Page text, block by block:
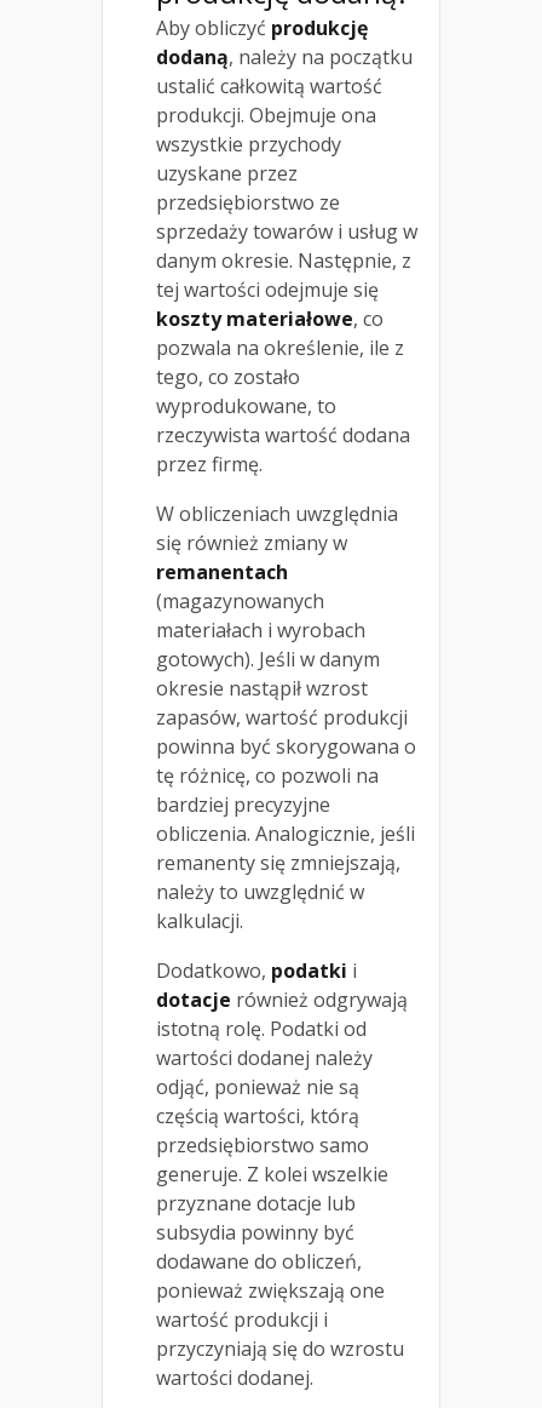
Aby obliczyć produkcję
dodaną, należy na początku
ustalić całkowitą wartość
produkcji. Obejmuje ona
wszystkie przychody
uzyskane przez
przedsiębiorstwo ze
sprzedaży towarów i usług w
danym okresie. Następnie, z
tej wartości odejmuje się
koszty materiałowe, co
pozwala na określenie, ile z
tego, co zostało
wyprodukowane, to
rzeczywista wartość dodana
przez firmę.
W obliczeniach uwzględnia
się również zmiany w
remanentach
(magazynowanych
materiałach i wyrobach
gotowych). Jeśli w danym
okresie nastąpił wzrost
zapasów, wartość produkcji
powinna być skorygowana o
tę różnicę, co pozwoli na
bardziej precyzyjne
obliczenia. Analogicznie, jeśli
remanenty się zmniejszają,
należy to uwzględnić w
kalkulacji.
Dodatkowo, podatki i
dotacje również odgrywają
istotną rolę. Podatki od
wartości dodanej należy
odjąć, ponieważ nie są
częścią wartości, którą
przedsiębiorstwo samo
generuje. Z kolei wszelkie
przyznane dotacje lub
subsydia powinny być
dodawane do obliczeń,
ponieważ zwiększają one
wartość produkcji i
przyczyniają się do wzrostu
wartości dodanej.